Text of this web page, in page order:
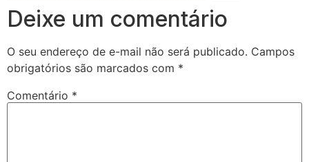
Deixe um comentário
O seu endereço de e-mail não será publicado. Campos
obrigatórios são marcados com *
Comentário *